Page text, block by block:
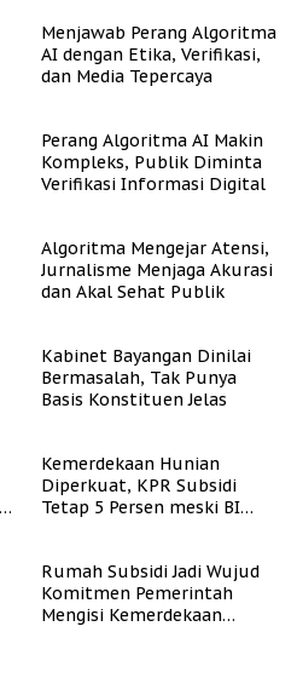
Menjawab Perang Algoritma
AI dengan Etika, Verifikasi,
dan Media Tepercaya
Perang Algoritma AI Makin
Kompleks, Publik Diminta
Verifikasi Informasi Digital
Algoritma Mengejar Atensi,
Jurnalisme Menjaga Akurasi
dan Akal Sehat Publik
Kabinet Bayangan Dinilai
Bermasalah, Tak Punya
Basis Konstituen Jelas
Kemerdekaan Hunian
Diperkuat, KPR Subsidi
Tetap 5 Persen meski BI
Rumah Subsidi Jadi Wujud
Komitmen Pemerintah
Mengisi Kemerdekaan